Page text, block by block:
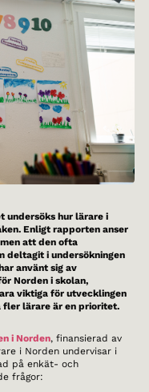
undersöks hur lärare i
Enligt rapporten anser
att den ofta
deltagit i undersökningen
använt sig av
Norden i skolan,
viktiga för utvecklingen
lärare är en prioritet.
i Norden, finansierad av
i Norden undervisar i
på enkät- och
frågor: